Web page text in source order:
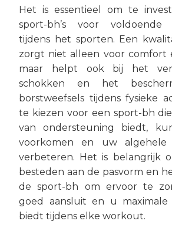
Het is essentieel om te
sport-bh’s voor voldoende
tijdens het sporten. Een
zorgt niet alleen voor comfort
maar helpt ook bij het
schokken en het
borstweefsels tijdens fysieke
te kiezen voor een sport-bh
van ondersteuning biedt,
voorkomen en uw algehele
verbeteren. Het is belangrijk
besteden aan de pasvorm en
de sport-bh om ervoor te
goed aansluit en u maximale
biedt tijdens elke workout.